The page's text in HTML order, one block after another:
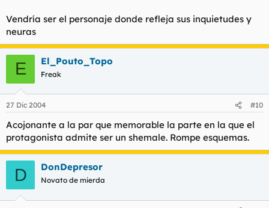
Vendría ser el personaje donde refleja sus inquietudes y
neuras
E El_Pouto_Topo
Freak
27 Dic 2004 #10
Acojonante a la par que memorable la parte en la que el
protagonista admite ser un shemale. Rompe esquemas.
D DonDepresor
Novato de mierda